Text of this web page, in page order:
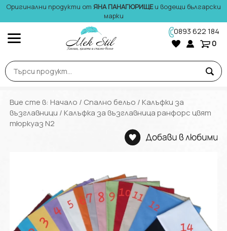
Оригинални продукти от ЯНА ПАНАГЮРИЩЕи водещи български
марки
0893 622 184
0
Вие сте в: Начало / Спално бельо /Калъфки за
възглавници / Калъфка за възглавница ранфорс цвят
тюркуаз N2